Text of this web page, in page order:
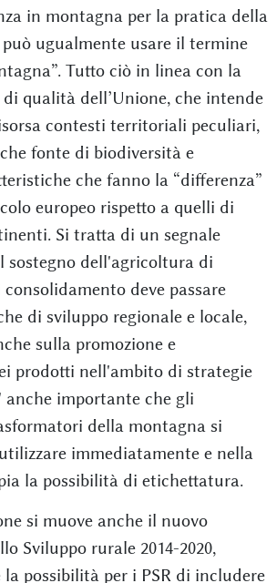
in montagna per la pratica della
ugualmente usare il termine
Tutto ciò in linea con la
qualità dell’Unione, che intende
contesti territoriali peculiari,
fonte di biodiversità e
che fanno la “differenza”
europeo rispetto a quelli di
Si tratta di un segnale
sostegno dell'agricoltura di
deve passare
di sviluppo regionale e locale,
sulla promozione e
prodotti nell'ambito di strategie
anche importante che gli
della montagna si
immediatamente e nella
la possibilità di etichettatura.
si muove anche il nuovo
Sviluppo rurale 2014-2020,
la possibilità per i PSR di includere